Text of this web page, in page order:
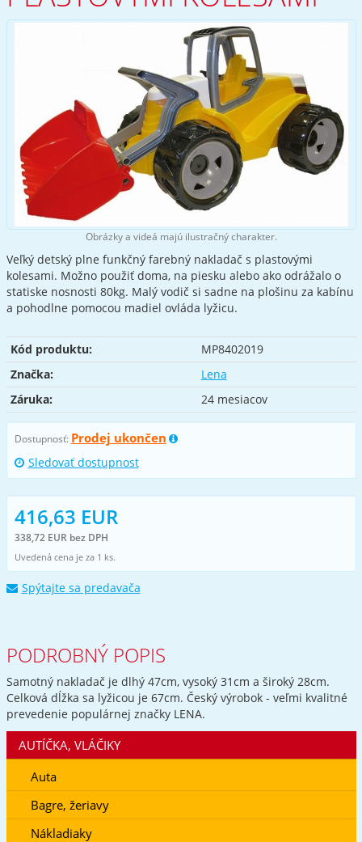
Obrázky a videá majú ilustračný charakter.
Veľký detský plne funkčný farebný nakladač s plastovými
kolesami. Možno použiť doma, na piesku alebo ako odrážalo o
statiske nosnosti 80kg. Malý vodič si sadne na plošinu za kabínu
a pohodlne pomocou madiel ovláda lyžicu.
Kód produktu:
MP8402019
Značka:
Lena
Záruka:
24 mesiacov
Dostupnosť: Prodej ukončen
Sledovať dostupnost
416,63 EUR
338,72 EUR bez DPH
Uvedená cena je za 1 ks.
Spýtajte sa predavača
PODROBNÝ POPIS
Samotný nakladač je dlhý 47cm, vysoký 31cm a široký 28cm.
Celková dĺžka sa lyžicou je 67cm. Český výrobok - veľmi kvalitné
prevedenie populárnej značky LENA.
AUTÍČKA, VLÁČIKY
Auta
Bagre, žeriavy
Nákladiaky